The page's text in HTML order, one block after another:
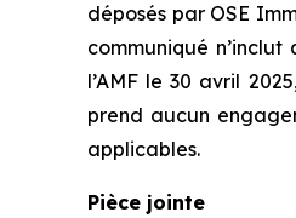
déposés par OSE
communiqué
l’AMF le 30 avril
prend aucun
applicables.
Pièce jointe